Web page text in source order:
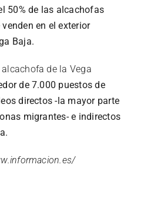
50% de las alcachofas
en el exterior
Baja.
de la Vega
de 7.000 puestos de
directos -la mayor parte
migrantes- e indirectos